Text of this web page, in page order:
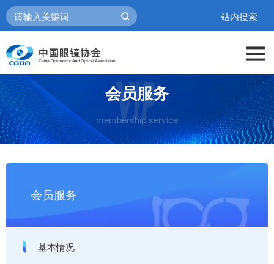
站内搜索
会员服务
membership service
会员服务
基本情况